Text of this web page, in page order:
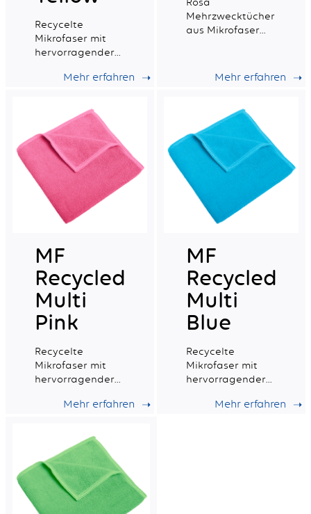
Recycelte
Mikrofaser mit
hervorragender
ideal für die
professionelle
Reinigung.
Mehr erfahren
Mehrzwecktücher
aus Mikrofaser
Mehr erfahren
MF
Recycled
Multi
Pink
Recycelte
Mikrofaser mit
hervorragender
ideal für die
professionelle
Reinigung.
Mehr erfahren
MF
Recycled
Multi
Blue
Recycelte
Mikrofaser mit
hervorragender
ideal für die
Mehr erfahren